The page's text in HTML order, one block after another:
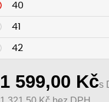
40
41
42
44
1 599,00 Kčs